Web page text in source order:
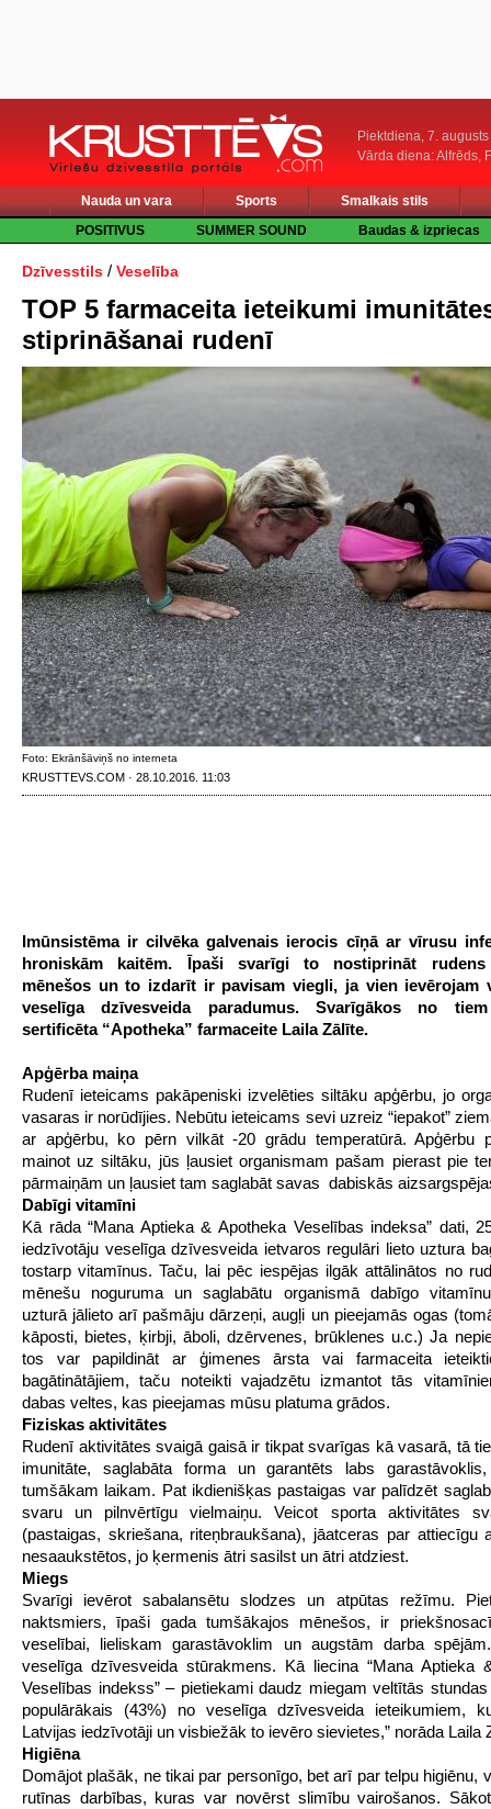
Piektdiena, 7. augusts
Vārda diena: Alfrēds,
Nauda un vara Sports
Smalkais stils
POSITIVUS
SUMMER SOUND Baudas & izpriecas
Dzīvesstils / Veselība
TOP 5 farmaceita ieteikumi
stiprināšanai rudenī
Foto: Ekrānšāviņš no interneta
KRUSTTEVS.COM · 28.10.2016. 11:03
Imūnsistēma ir cilvēka galvenais ierocis cīņā ar vīrusu
hroniskām kaitēm. Īpaši svarīgi to nostiprināt rudens
mēnešos un to izdarīt ir pavisam viegli, ja vien ievērojam
veselīga dzīvesveida paradumus. Svarīgākos no
sertificēta “Apotheka” farmaceite Laila Zālīte.
Apģērba maiņa
Rudenī ieteicams pakāpeniski izvelēties siltāku apģērbu, jo
vasaras ir norūdījies. Nebūtu ieteicams sevi uzreiz “iepakot”
ar apģērbu, ko pērn vilkāt -20 grādu temperatūrā. Apģērbu
mainot uz siltāku, jūs ļausiet organismam pašam pierast pie
pārmaiņām un ļausiet tam saglabāt savas dabiskās
Dabīgi vitamīni
Kā rāda “Mana Aptieka & Apotheka Veselības indeksa” dati,
iedzīvotāju veselīga dzīvesveida ietvaros regulāri lieto uztura
tostarp vitamīnus. Taču, lai pēc iespējas ilgāk attālinātos no
mēnešu noguruma un saglabātu organismā dabīgo
uzturā jālieto arī pašmāju dārzeņi, augļi un pieejamās ogas
kāposti, bietes, ķirbji, āboli, dzērvenes, brūklenes u.c.) Ja
tos var papildināt ar ģimenes ārsta vai farmaceita
bagātinātājiem, taču noteikti vajadzētu izmantot tās
dabas veltes, kas pieejamas mūsu platuma grādos.
Fiziskas aktivitātes
Rudenī aktivitātes svaigā gaisā ir tikpat svarīgas kā vasarā, tā
imunitāte, saglabāta forma un garantēts labs garastāvoklis,
tumšākam laikam. Pat ikdienišķas pastaigas var palīdzēt
svaru un pilnvērtīgu vielmaiņu. Veicot sporta aktivitātes
(pastaigas, skriešana, riteņbraukšana), jāatceras par attiecīgu
nesaaukstētos, jo ķermenis ātri sasilst un ātri atdziest.
Miegs
Svarīgi ievērot sabalansētu slodzes un atpūtas režīmu.
naktsmiers, īpaši gada tumšākajos mēnešos, ir
veselībai, lieliskam garastāvoklim un augstām darba
veselīga dzīvesveida stūrakmens. Kā liecina “Mana Aptieka
Veselības indekss” – pietiekami daudz miegam veltītās
populārākais (43%) no veselīga dzīvesveida ieteikumiem,
Latvijas iedzīvotāji un visbiežāk to ievēro sievietes,” norāda Laila
Higiēna
Domājot plašāk, ne tikai par personīgo, bet arī par telpu higiēnu,
rutīnas darbības, kuras var novērst slimību vairošanos.